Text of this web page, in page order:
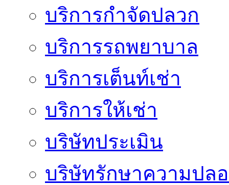
บริการกำจัดปลวก
บริการรถพยาบาล
บริการเต็นท์เช่า
บริการให้เช่า
บริษัทประเมิน
บริษัทรักษาความปล